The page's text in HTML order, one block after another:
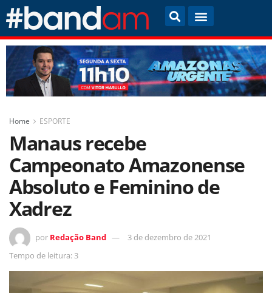
Home ESPORTE
Manaus recebe
Campeonato Amazonense
Absoluto e Feminino de
Xadrez
por Redação Band
3 de dezembro de 2021
Tempo de leitura: 3